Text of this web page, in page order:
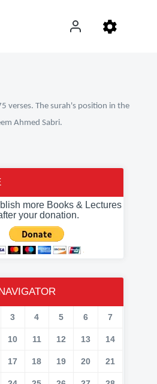
verses. The surah's position in the
Ahmed Sabri.
more Books & Lectures
your donation.
3 4 5 6 7
10 11 12 13 14
17 18 19 20 21